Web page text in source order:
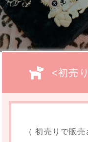
">
<初売
（ 初売りで販